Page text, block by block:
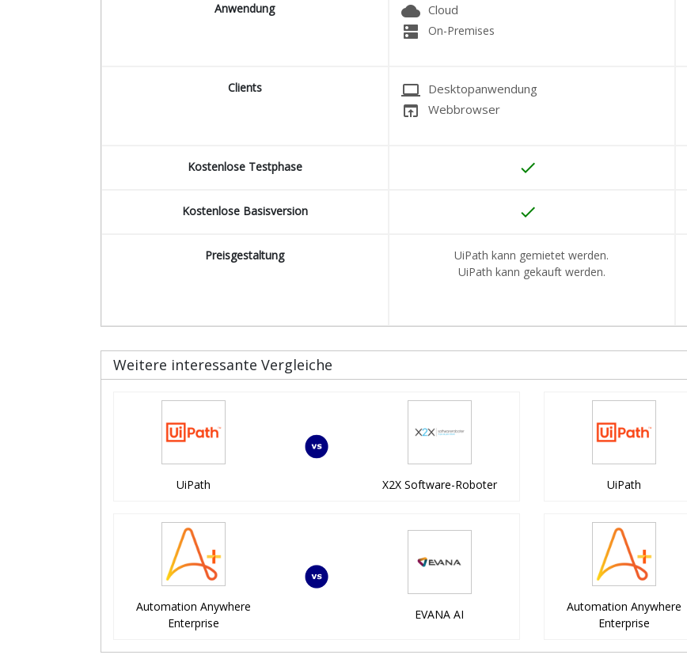
Anwendung cloud Cloud
dns On-Premises
Clients laptop Desktopanwendung
open_in_browser Webbrowser
Kostenlose Testphase done
Kostenlose Basisversion done
Preisgestaltung
UiPath kann gemietet werden.
UiPath kann gekauft werden.
Weitere interessante Vergleiche
UiPath X2X Software-Roboter UiPath
Automation Anywhere
Enterprise
EVANA AI
Automation Anywhere
Enterprise